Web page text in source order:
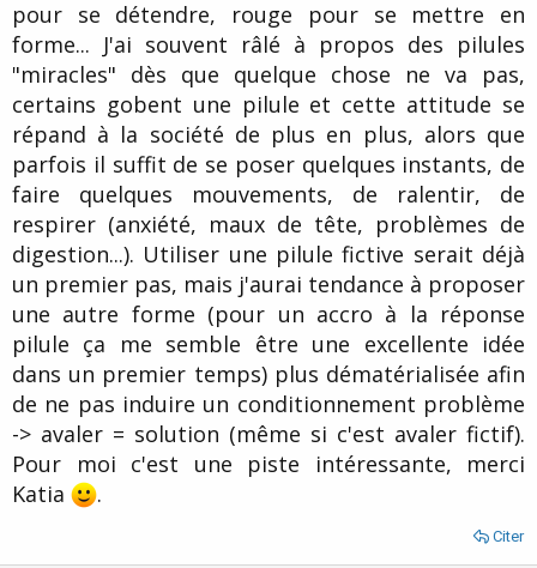
pour se détendre, rouge pour se mettre en
forme... J'ai souvent râlé à propos des pilules
"miracles" dès que quelque chose ne va pas,
certains gobent une pilule et cette attitude se
répand à la société de plus en plus, alors que
parfois il suffit de se poser quelques instants, de
faire quelques mouvements, de ralentir, de
respirer (anxiété, maux de tête, problèmes de
digestion...). Utiliser une pilule fictive serait déjà
un premier pas, mais j'aurai tendance à proposer
une autre forme (pour un accro à la réponse
pilule ça me semble être une excellente idée
dans un premier temps) plus dématérialisée afin
de ne pas induire un conditionnement problème
-> avaler = solution (même si c'est avaler fictif).
Pour moi c'est une piste intéressante, merci
Katia
.
Citer